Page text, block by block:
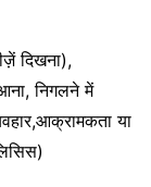
दिखना),
निगलने में
या